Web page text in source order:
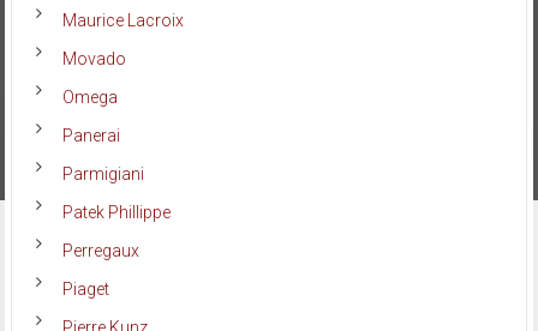
Maurice Lacroix
Movado
Omega
Panerai
Parmigiani
Patek Phillippe
Perregaux
Piaget